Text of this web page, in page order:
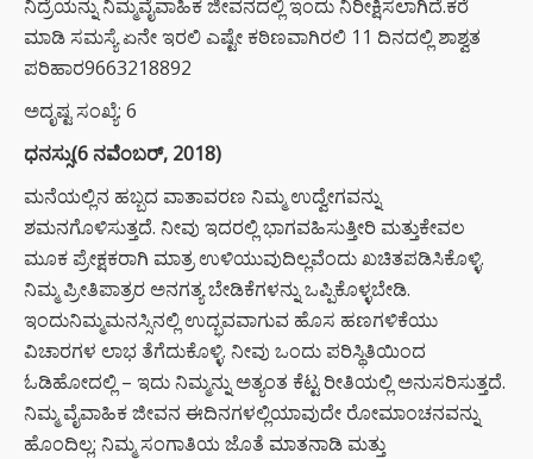
ನಿದ್ರೆಯನ್ನು ನಿಮ್ಮವೈವಾಹಿಕ ಜೀವನದಲ್ಲಿ ಇಂದು ನಿರೀಕ್ಷಿಸಲಾಗಿದೆ.ಕರೆ
ಮಾಡಿ ಸಮಸ್ಯೆ ಏನೇ ಇರಲಿ ಎಷ್ಟೇ ಕಠಿಣವಾಗಿರಲಿ 11 ದಿನದಲ್ಲಿ ಶಾಶ್ವತ
ಪರಿಹಾರ9663218892
ಅದೃಷ್ಟ ಸಂಖ್ಯೆ: 6
ಧನಸ್ಸು(6 ನವೆಂಬರ್, 2018)
ಮನೆಯಲ್ಲಿನ ಹಬ್ಬದ ವಾತಾವರಣ ನಿಮ್ಮ ಉದ್ವೇಗವನ್ನು
ಶಮನಗೊಳಿಸುತ್ತದೆ. ನೀವು ಇದರಲ್ಲಿ ಭಾಗವಹಿಸುತ್ತೀರಿ ಮತ್ತುಕೇವಲ
ಮೂಕ ಪ್ರೇಕ್ಷಕರಾಗಿ ಮಾತ್ರ ಉಳಿಯುವುದಿಲ್ಲವೆಂದು ಖಚಿತಪಡಿಸಿಕೊಳ್ಳಿ.
ನಿಮ್ಮ ಪ್ರೀತಿಪಾತ್ರರ ಅನಗತ್ಯ ಬೇಡಿಕೆಗಳನ್ನು ಒಪ್ಪಿಕೊಳ್ಳಬೇಡಿ.
ಇಂದುನಿಮ್ಮಮನಸ್ಸಿನಲ್ಲಿ ಉದ್ಭವವಾಗುವ ಹೊಸ ಹಣಗಳಿಕೆಯು
ವಿಚಾರಗಳ ಲಾಭ ತೆಗೆದುಕೊಳ್ಳಿ. ನೀವು ಒಂದು ಪರಿಸ್ಥಿತಿಯಿಂದ
ಓಡಿಹೋದಲ್ಲಿ – ಇದು ನಿಮ್ಮನ್ನು ಅತ್ಯಂತ ಕೆಟ್ಟ ರೀತಿಯಲ್ಲಿ ಅನುಸರಿಸುತ್ತದೆ.
ನಿಮ್ಮ ವೈವಾಹಿಕ ಜೀವನ ಈದಿನಗಳಲ್ಲಿಯಾವುದೇ ರೋಮಾಂಚನವನ್ನು
ಹೊಂದಿಲ್ಲ; ನಿಮ್ಮ ಸಂಗಾತಿಯ ಜೊತೆ ಮಾತನಾಡಿ ಮತ್ತು